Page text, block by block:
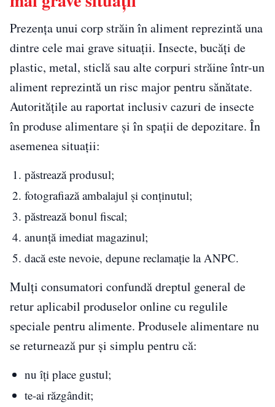
Prezența unui corp străin în aliment reprezintă una
dintre cele mai grave situații. Insecte, bucăți de
plastic, metal, sticlă sau alte corpuri străine într-un
aliment reprezintă un risc major pentru sănătate.
Autoritățile au raportat inclusiv cazuri de insecte
în produse alimentare și în spații de depozitare. În
asemenea situații:
păstrează produsul;
fotografiază ambalajul și conținutul;
păstrează bonul fiscal;
anunță imediat magazinul;
dacă este nevoie, depune reclamație la ANPC.
Mulți consumatori confundă dreptul general de
retur aplicabil produselor online cu regulile
speciale pentru alimente. Produsele alimentare nu
se returnează pur și simplu pentru că:
nu îți place gustul;
te-ai răzgândit;